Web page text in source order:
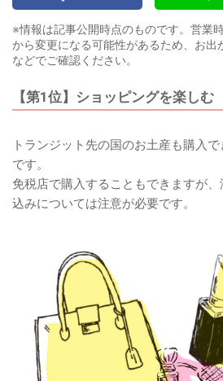
※情報は記事公開時点のものです。営業
から変更になる可能性があるため、お出
などでご確認ください。
【第1位】ショッピングを楽しむ
トランジット先の国のお土産も購入
です。
免税店で購入することもできますが
込みについては注意が必要です。